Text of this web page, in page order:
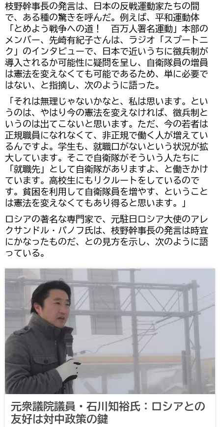
枝野幹事長の発言は、日本の反戦運動家たちの間
で、ある種の驚きを呼んだ。例えば、平和運動体
「とめよう戦争への道！ 百万人署名運動」本部の
メンバー、先崎有紀子さんは、ラジオ「スプートニ
ク」のインタビューで、日本で近いうちに徴兵制が
導入されるか可能性に疑問を呈し、自衛隊員の増員
は憲法を変えなくても可能であるため、単に必要で
はない、と指摘し、次のように語った。
「それは無理じゃないかなと、私は思います。とい
うのは、やはり今の憲法を変えなければ、徴兵制と
いうのは出てこないと思います。ただ、今の若者は
正規職員になれなくて、非正規で働く人が増えてい
るんですよ。学生も、就職口がないという状況が拡
大しています。そこで自衛隊がそういう人たちに
「就職先」として自衛隊がありますよ、と働きかけ
ています。高校生にもリクルートをしているので
す。貧困を利用して自衛隊員を増やす、ということ
は憲法を変えなくてもあり得ると思います。」
ロシアの著名な専門家で、元駐日ロシア大使のアレ
クサンドル・パノフ氏は、枝野幹事長の発言は時宜
にかなったものだ、との見方を示し、次のように語
っている。
元衆議院議員・石川知裕氏：ロシアとの
友好は対中政策の鍵